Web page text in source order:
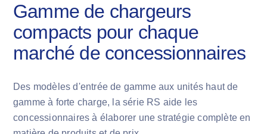
Gamme de chargeurs
compacts pour chaque
marché de concessionnaires
Des modèles d'entrée de gamme aux unités haut de
gamme à forte charge, la série RS aide les
concessionnaires à élaborer une stratégie complète en